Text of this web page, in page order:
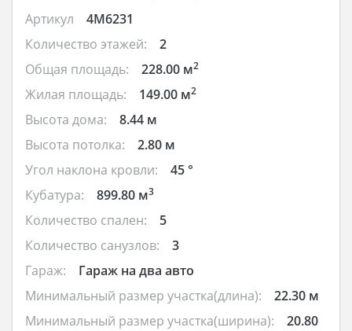
Артикул
4M6231
Количество этажей:
2
Общая площадь:
228.00 м2
Жилая площадь: 149.00 м2
Высота дома:
8.44 м
Высота потолка:
2.80 м
Угол наклона кровли:
45 °
Кубатура:
899.80 м3
Количество спален:
5
Количество санузлов:
3
Гараж:
Гараж на два авто
Минимальный размер участка(длина):
22.30 м
Минимальный размер участка(ширина):
20.80